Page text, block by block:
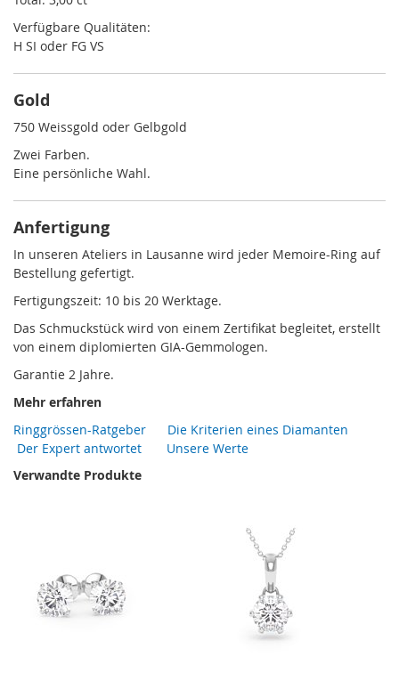
Verfügbare Qualitäten:
H SI oder FG VS
Gold
750 Weissgold oder Gelbgold
Zwei Farben.
Eine persönliche Wahl.
Anfertigung
In unseren Ateliers in Lausanne wird jeder Memoire-Ring auf
Bestellung gefertigt.
Fertigungszeit: 10 bis 20 Werktage.
Das Schmuckstück wird von einem Zertifikat begleitet, erstellt
von einem diplomierten GIA-Gemmologen.
Garantie 2 Jahre.
Mehr erfahren
Ringgrössen-Ratgeber
Die Kriterien eines Diamanten
Der Expert antwortet
Unsere Werte
Verwandte Produkte